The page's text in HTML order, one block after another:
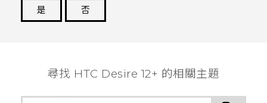
是
否
尋找 HTC Desire 12+ 的相關主題